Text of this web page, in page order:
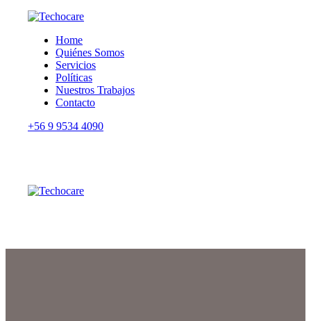
Home
Quiénes Somos
Servicios
Políticas
Nuestros Trabajos
Contacto
+56 9 9534 4090